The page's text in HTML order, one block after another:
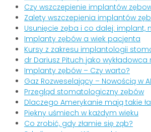
Czy wszczepienie implantów
Zalety wszczepienia implantów
Usunięcie zęba i co dalej:
Implanty zębów a wiek pacjenta
Kursy z zakresu implantologii
dr Dariusz Pituch jako wykładowca
Implanty zębów – Czy warto?
Gaz Rozweselający – Nowością w
Przegląd stomatologiczny zębów
Dlaczego Amerykanie mają takie
Piękny uśmiech w każdym wieku
Co zrobić, gdy złamie się ząb?